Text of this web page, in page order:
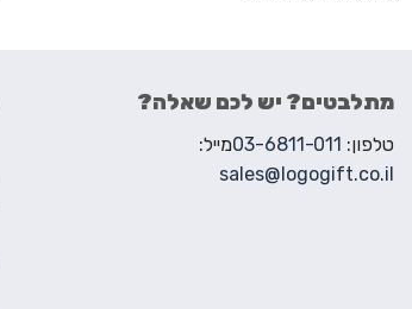
מתלבטים? יש לכם שאלה?
טלפון: 03-6811-011מייל:
sales@logogift.co.il